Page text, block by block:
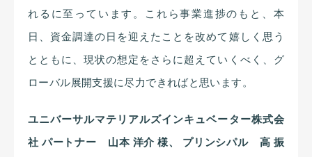
れるに至っています。これら事業進捗のもと、本
日、資金調達の日を迎えたことを改めて嬉しく思う
とともに、現状の想定をさらに超えていくべく、グ
ローバル展開支援に尽力できればと思います。
ユニバーサルマテリアルズインキュベーター株式会
社 パートナー 山本 洋介 様、 プリンシパル 高 振